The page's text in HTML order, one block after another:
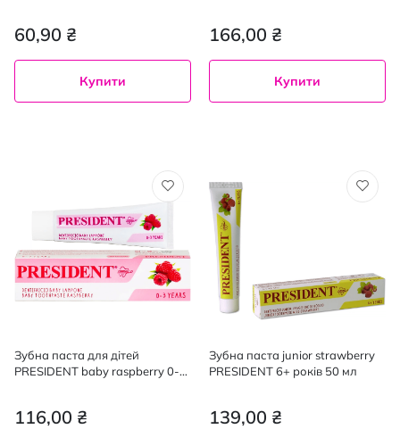
60,90 ₴
Купити
166,00 ₴
Купити
Зубна паста для дітей
PRESIDENT baby raspberry 0-3
116,00 ₴
Зубна паста junior strawberry
PRESIDENT 6+ років 50 мл
139,00 ₴